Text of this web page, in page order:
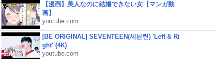
【漫画】美人なのに結婚できない女【マンガ動
画】
youtube.com
[BE ORIGINAL] SEVENTEEN(세븐틴) 'Left & Ri
ght' (4K)
youtube.com